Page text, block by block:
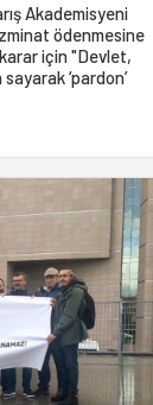
Akademisyeni
ödenmesine
için "Devlet,
‘pardon’